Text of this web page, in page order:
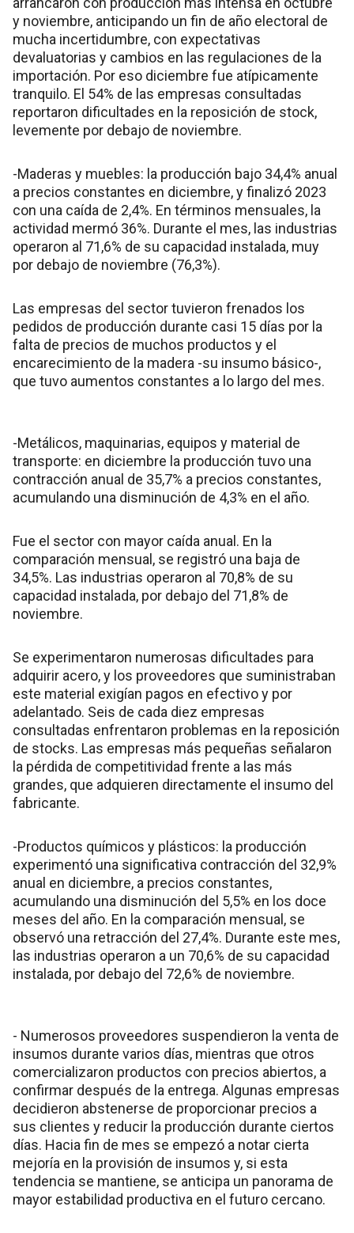
y noviembre, anticipando un fin de año electoral de
mucha incertidumbre, con expectativas
devaluatorias y cambios en las regulaciones de la
importación. Por eso diciembre fue atípicamente
tranquilo. El 54% de las empresas consultadas
reportaron dificultades en la reposición de stock,
levemente por debajo de noviembre.
-Maderas y muebles: la producción bajo 34,4% anual
a precios constantes en diciembre, y finalizó 2023
con una caída de 2,4%. En términos mensuales, la
actividad mermó 36%. Durante el mes, las industrias
operaron al 71,6% de su capacidad instalada, muy
por debajo de noviembre (76,3%).
Las empresas del sector tuvieron frenados los
pedidos de producción durante casi 15 días por la
falta de precios de muchos productos y el
encarecimiento de la madera -su insumo básico-,
que tuvo aumentos constantes a lo largo del mes.
-Metálicos, maquinarias, equipos y material de
transporte: en diciembre la producción tuvo una
contracción anual de 35,7% a precios constantes,
acumulando una disminución de 4,3% en el año.
Fue el sector con mayor caída anual. En la
comparación mensual, se registró una baja de
34,5%. Las industrias operaron al 70,8% de su
capacidad instalada, por debajo del 71,8% de
noviembre.
Se experimentaron numerosas dificultades para
adquirir acero, y los proveedores que suministraban
este material exigían pagos en efectivo y por
adelantado. Seis de cada diez empresas
consultadas enfrentaron problemas en la reposición
de stocks. Las empresas más pequeñas señalaron
la pérdida de competitividad frente a las más
grandes, que adquieren directamente el insumo del
fabricante.
-Productos químicos y plásticos: la producción
experimentó una significativa contracción del 32,9%
anual en diciembre, a precios constantes,
acumulando una disminución del 5,5% en los doce
meses del año. En la comparación mensual, se
observó una retracción del 27,4%. Durante este mes,
las industrias operaron a un 70,6% de su capacidad
instalada, por debajo del 72,6% de noviembre.
- Numerosos proveedores suspendieron la venta de
insumos durante varios días, mientras que otros
comercializaron productos con precios abiertos, a
confirmar después de la entrega. Algunas empresas
decidieron abstenerse de proporcionar precios a
sus clientes y reducir la producción durante ciertos
días. Hacia fin de mes se empezó a notar cierta
mejoría en la provisión de insumos y, si esta
tendencia se mantiene, se anticipa un panorama de
mayor estabilidad productiva en el futuro cercano.